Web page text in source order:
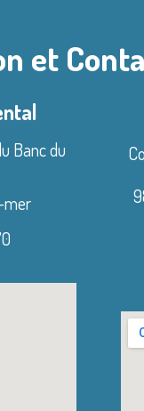
et
Banc du